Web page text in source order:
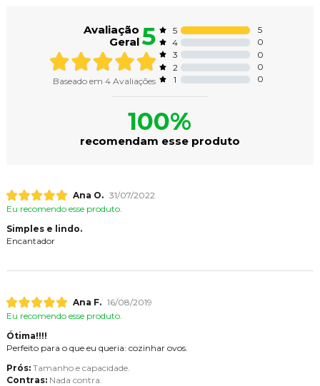
Avaliação
Geral5
Baseado em 4Avaliações
5
5
4
0
3
0
2
0
1
0
100%
recomendam esse produto
Ana O. 31/07/2022
Eu recomendo esse produto.
Simples e lindo.
Encantador
Ana F. 16/08/2019
Eu recomendo esse produto.
Ótima!!!!
Perfeito para o que eu queria: cozinhar ovos.
Prós: Tamanho e capacidade.
Contras: Nada contra.